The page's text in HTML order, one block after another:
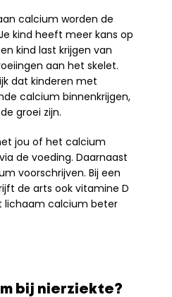
calcium worden de
kind heeft meer kans op
kind last krijgen van
aan het skelet.
dat kinderen met
calcium binnenkrijgen,
groei zijn.
jou of het calcium
de voeding. Daarnaast
voorschrijven. Bij een
de arts ook vitamine D
lichaam calcium beter
bij nierziekte?